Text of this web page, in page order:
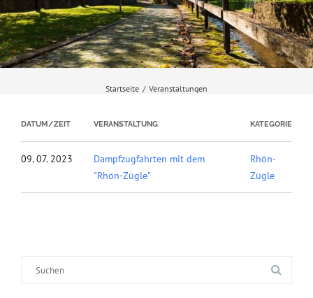
Startseite / Veranstaltungen
DATUM/ZEIT VERANSTALTUNG KATEGORIE
09. 07. 2023
Dampfzugfahrten mit dem
"Rhön-Zügle"
Rhön-
Zügle